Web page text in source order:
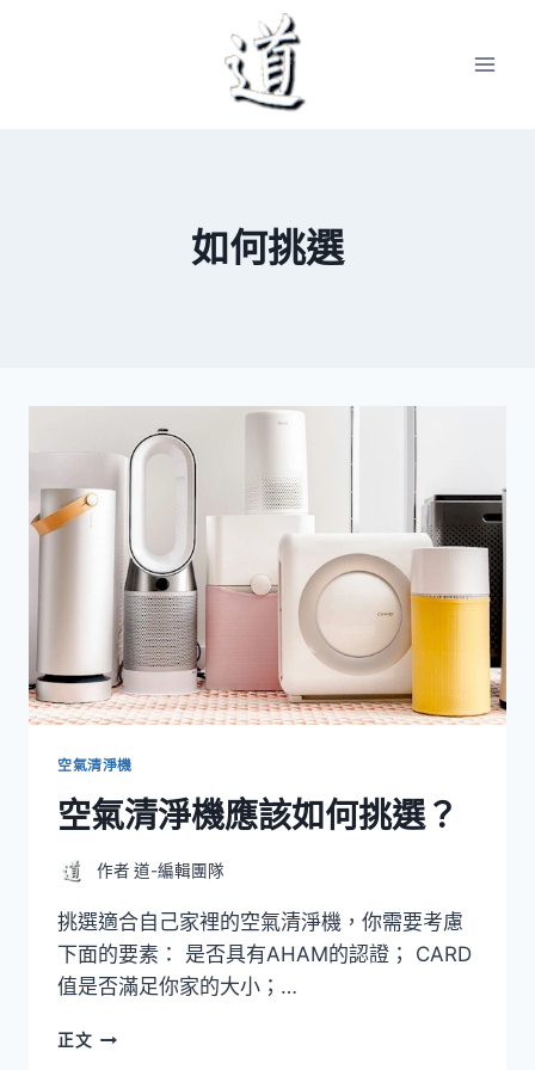
如何挑選
空氣清淨機
空氣清淨機應該如何挑選？
作者 道-編輯團隊
挑選適合自己家裡的空氣清淨機，你需要考慮
下面的要素： 是否具有AHAM的認證； CARD
值是否滿足你家的大小；…
正文空